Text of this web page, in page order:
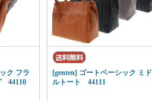
ク フラ
44110
[genten] ゴートベーシック ミド
ルトート 44111